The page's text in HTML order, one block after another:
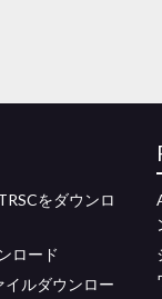
をダウンロ
ロード
ルダウンロー